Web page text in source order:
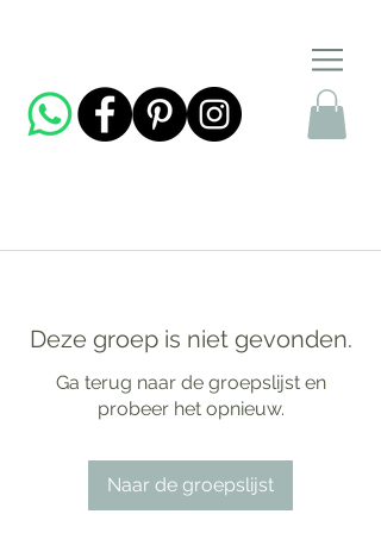
Deze groep is niet gevonden.
Ga terug naar de groepslijst en
probeer het opnieuw.
Naar de groepslijst